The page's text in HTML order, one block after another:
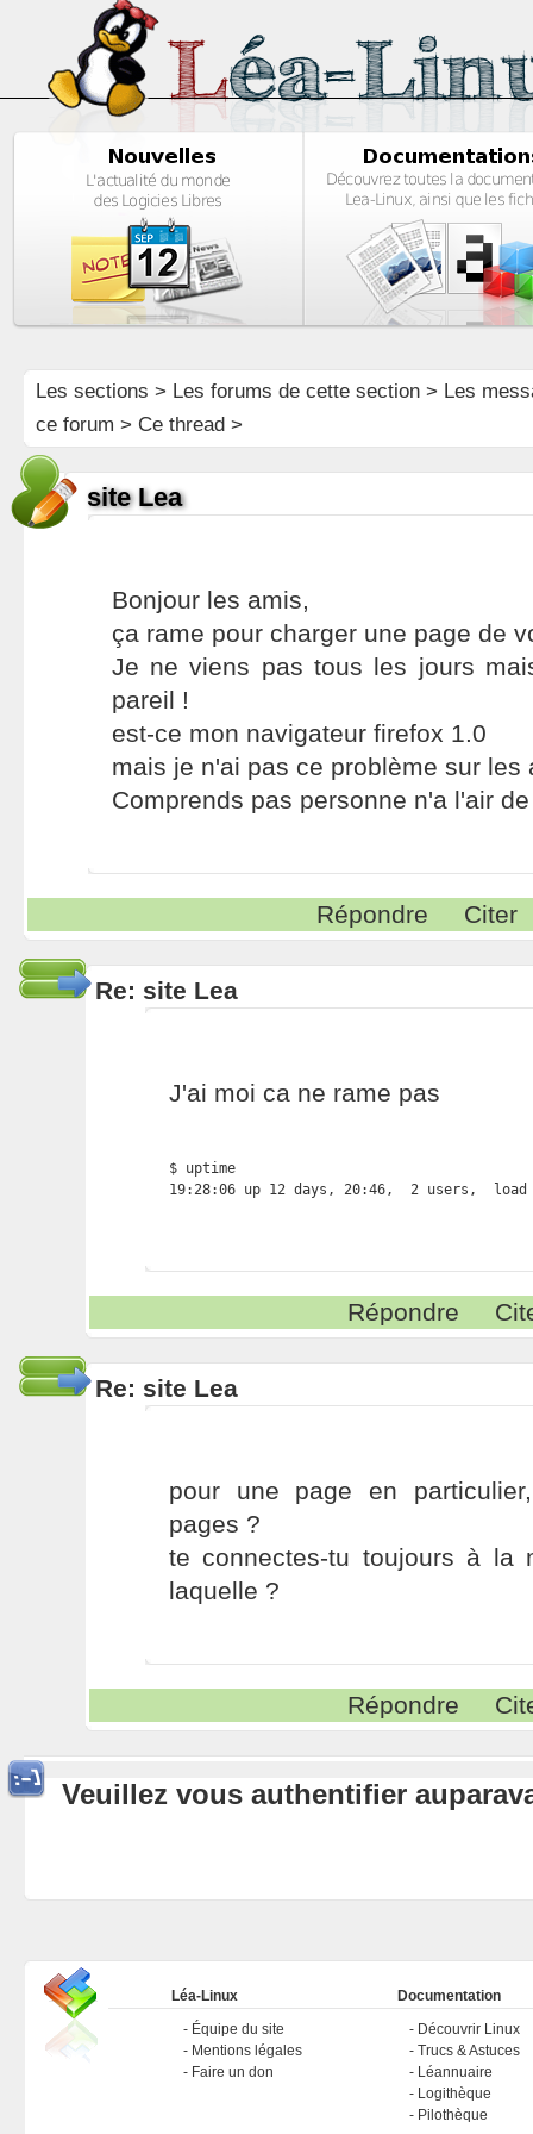
Les sections > Les forums de cette section> Les
ce forum > Ce thread >
site Lea
Bonjour les amis,
ça rame pour charger une page de
Je ne viens pas tous les jours
pareil !
est-ce mon navigateur firefox 1.0
mais je n'ai pas ce problème sur les
Comprends pas personne n'a l'air
Répondre Citer
Re: site Lea
J'ai moi ca ne rame pas
$ uptime
19:28:06 up 12 days, 20:46,  2 users,  load
Répondre
Re: site Lea
pour une page en
pages ?
te connectes-tu toujours à la
laquelle ?
Répondre
Veuillez vous authentifier
Léa-Linux
Équipe du site
Mentions légales
Faire un don
Documentation
Découvrir Linux
Trucs & Astuces
Léannuaire
Logithèque
Pilothèque